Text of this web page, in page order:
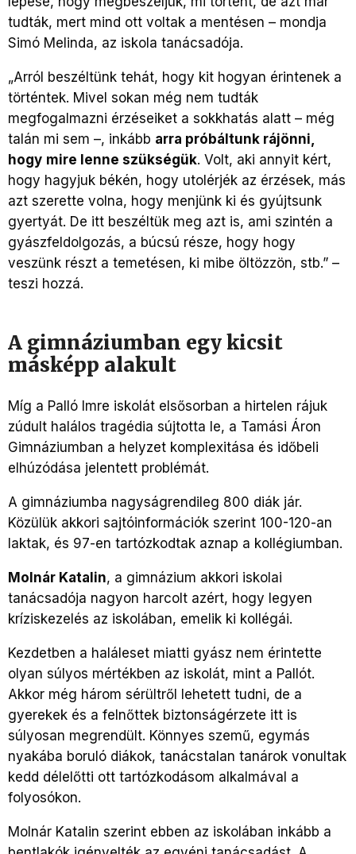
tudták, mert mind ott voltak a mentésen – mondja
Simó Melinda, az iskola tanácsadója.
„Arról beszéltünk tehát, hogy kit hogyan érintenek a
történtek. Mivel sokan még nem tudták
megfogalmazni érzéseiket a sokkhatás alatt – még
talán mi sem –, inkább arra próbáltunk rájönni,
hogy mire lenne szükségük. Volt, aki annyit kért,
hogy hagyjuk békén, hogy utolérjék az érzések, más
azt szerette volna, hogy menjünk ki és gyújtsunk
gyertyát. De itt beszéltük meg azt is, ami szintén a
gyászfeldolgozás, a búcsú része, hogy hogy
veszünk részt a temetésen, ki mibe öltözzön, stb.” –
teszi hozzá.
A gimnáziumban egy kicsit
másképp alakult
Míg a Palló Imre iskolát elsősorban a hirtelen rájuk
zúdult halálos tragédia sújtotta le, a Tamási Áron
Gimnáziumban a helyzet komplexitása és időbeli
elhúzódása jelentett problémát.
A gimnáziumba nagyságrendileg 800 diák jár.
Közülük akkori sajtóinformációk szerint 100-120-an
laktak, és 97-en tartózkodtak aznap a kollégiumban.
Molnár Katalin, a gimnázium akkori iskolai
tanácsadója nagyon harcolt azért, hogy legyen
kríziskezelés az iskolában, emelik ki kollégái.
Kezdetben a haláleset miatti gyász nem érintette
olyan súlyos mértékben az iskolát, mint a Pallót.
Akkor még három sérültről lehetett tudni, de a
gyerekek és a felnőttek biztonságérzete itt is
súlyosan megrendült. Könnyes szemű, egymás
nyakába boruló diákok, tanácstalan tanárok vonultak
kedd délelőtti ott tartózkodásom alkalmával a
folyosókon.
Molnár Katalin szerint ebben az iskolában inkább a